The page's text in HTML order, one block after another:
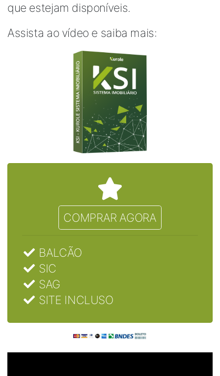
que estejam disponíveis.
Assista ao vídeo e saiba mais:
COMPRAR AGORA
BALCÃO
SIC
SAG
SITE INCLUSO